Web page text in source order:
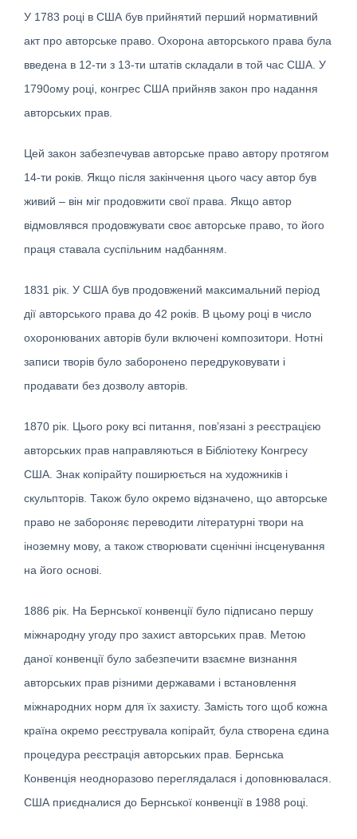
У 1783 році в США був прийнятий перший нормативний
акт про авторське право. Охорона авторського права була
введена в 12-ти з 13-ти штатів складали в той час США. У
1790oму році, конгрес США прийняв закон про надання
авторських прав.
Цей закон забезпечував авторське право автору протягом
14-ти років. Якщо після закінчення цього часу автор був
живий – він міг продовжити свої права. Якщо автор
відмовлявся продовжувати своє авторське право, то його
праця ставала суспільним надбанням.
1831 рік. У США був продовжений максимальний період
дії авторського права до 42 років. В цьому році в число
охоронюваних авторів були включені композитори. Нотні
записи творів було заборонено передруковувати і
продавати без дозволу авторів.
1870 рік. Цього року всі питання, пов’язані з реєстрацією
авторських прав направляються в Бібліотеку Конгресу
США. Знак копірайту поширюється на художників і
скульпторів. Також було окремо відзначено, що авторське
право не забороняє переводити літературні твори на
іноземну мову, а також створювати сценічні інсценування
на його основі.
1886 рік. На Бернської конвенції було підписано першу
міжнародну угоду про захист авторських прав. Метою
даної конвенції було забезпечити взаємне визнання
авторських прав різними державами і встановлення
міжнародних норм для їх захисту. Замість того щоб кожна
країна окремо реєструвала копірайт, була створена єдина
процедура реєстрація авторських прав. Бернська
Конвенція неодноразово переглядалася і доповнювалася.
США приєдналися до Бернської конвенції в 1988 році.